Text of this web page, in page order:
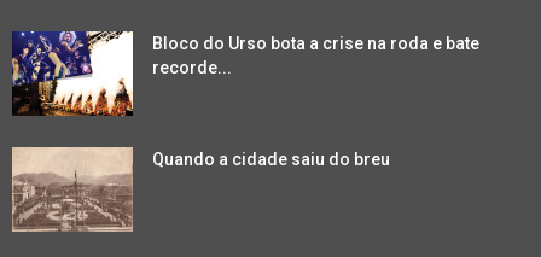
Bloco do Urso bota a crise na roda e bate
recorde...
Quando a cidade saiu do breu